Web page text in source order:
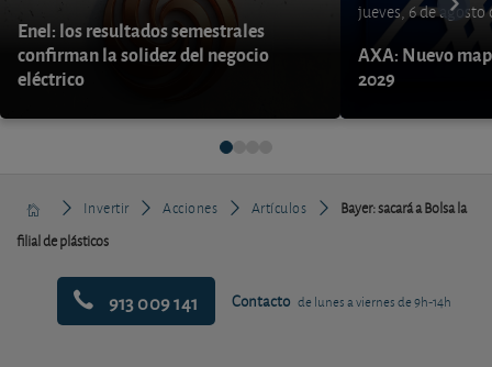
Enel: los resultados semestrales
confirman la solidez del negocio
eléctrico
jueves, 6 de agosto
AXA: Nuevo
2029
Invertir Acciones Artículos
Bayer: sacará a Bolsa la
filial de plásticos
913 009 141 Contacto de lunes a viernes de 9h-14h